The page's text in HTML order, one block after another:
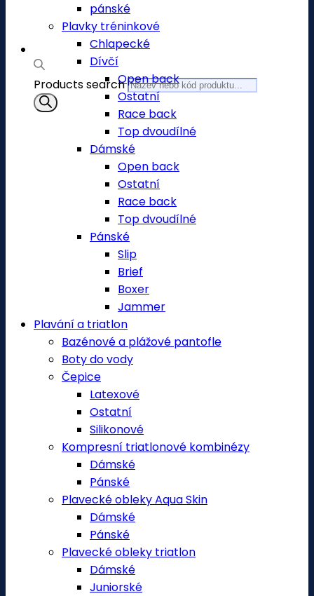
Products search
pánské
Plavky tréninkové
Chlapecké
Dívčí
Open back
Ostatní
Race back
Top dvoudílné
Dámské
Open back
Ostatní
Race back
Top dvoudílné
Pánské
Slip
Brief
Boxer
Jammer
Plavání a triatlon
Bazénové a plážové pantofle
Boty do vody
Čepice
Latexové
Ostatní
Silikonové
Kompresní triatlonové kombinézy
Dámské
Pánské
Plavecké obleky Aqua Skin
Dámské
Pánské
Plavecké obleky triatlon
Dámské
Juniorské